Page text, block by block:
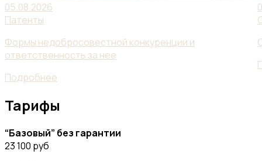
05.08.2026
Патенты
Формы недобросовестной конкуренции и
ответственность за нее
Подробнее
Тарифы
“Базовый” без гарантии
23 100 руб